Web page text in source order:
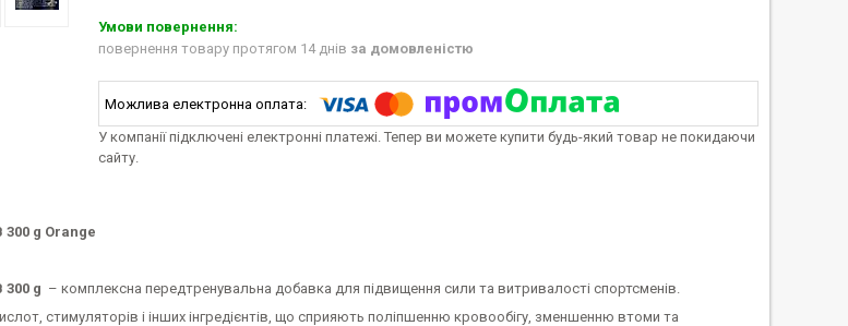
повернення товару протягом 14 днів за домовленістю
У компанії підключені електронні платежі. Тепер ви можете купити будь-який товар не покидаючи
сайту.
g Orange
300 g – комплексна передтренувальна добавка для підвищення сили та витривалості спортсменів.
стимуляторів і інших інгредієнтів, що сприяють поліпшенню кровообігу, зменшенню втоми та